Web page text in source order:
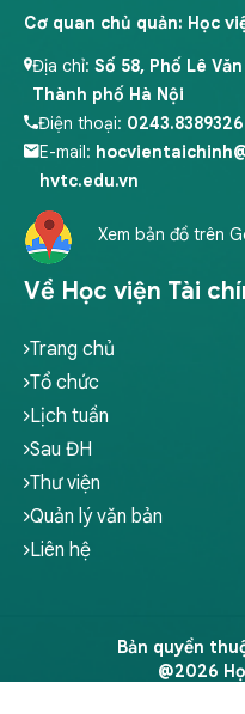
Về Học viện Tài
Trang chủ
Tổ chức
Lịch tuần
Sau ĐH
Thư viện
Quản lý văn bản
Liên hệ
Cơ quan chủ quản: Học
Địa chỉ: Số 58, Phố Lê
Thành phố Hà Nội
Điện thoại: 0243.8389326
E-mail:
hvtc.edu.vn
Xem bản đồ trên
Bản quyền
@2026